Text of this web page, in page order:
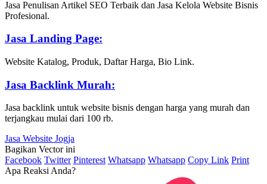
Jasa Penulisan Artikel SEO Terbaik dan Jasa Kelola Website Bisnis
Profesional.
Jasa Landing Page:
Website Katalog, Produk, Daftar Harga, Bio Link.
Jasa Backlink Murah:
Jasa backlink untuk website bisnis dengan harga yang murah dan
terjangkau mulai dari 100 rb.
Jasa Website Jogja
Bagikan Vector ini
Facebook Twitter Pinterest Whatsapp Whatsapp Copy Link Print
Apa Reaksi Anda?